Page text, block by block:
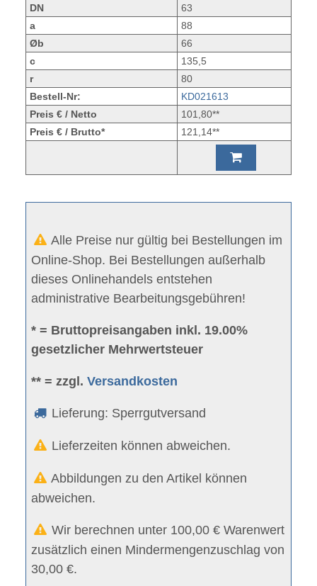
DN
63
a
88
Øb
66
c
135,5
r
80
Bestell-Nr:
KD021613
Preis € / Netto
101,80**
Preis € / Brutto*
121,14**
Alle Preise nur gültig bei Bestellungen im
Online-Shop. Bei Bestellungen außerhalb
dieses Onlinehandels entstehen
administrative Bearbeitungsgebühren!
* = Bruttopreisangaben inkl. 19.00%
gesetzlicher Mehrwertsteuer
** = zzgl.Versandkosten
Lieferung: Sperrgutversand
Lieferzeiten können abweichen.
Abbildungen zu den Artikel können
abweichen.
Wir berechnen unter 100,00 € Warenwert
zusätzlich einen Mindermengenzuschlag von
30,00 €.